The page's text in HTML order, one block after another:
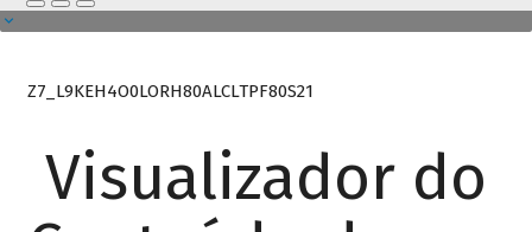
Z7_L9KEH4O0LORH80ALCLTPF80S21
Visualizador do